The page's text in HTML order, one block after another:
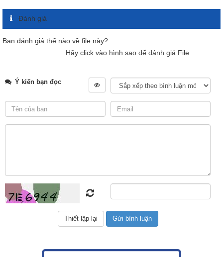
Đánh giá
Bạn đánh giá thế nào về file này?
Hãy click vào hình sao để đánh giá File
Ý kiến bạn đọc